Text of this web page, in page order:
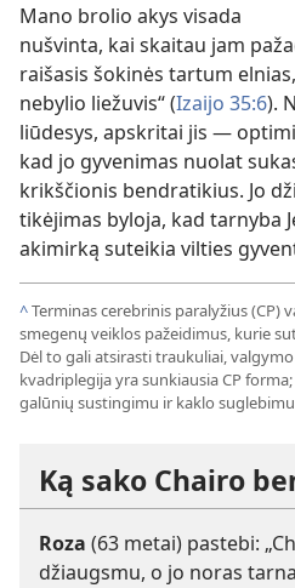
Mano brolio akys visada
nušvinta, kai skaitau jam
raišasis šokinės tartum
nebylio liežuvis“ (Izaijo 35:6).
liūdesys, apskritai jis —
kad jo gyvenimas nuolat
krikščionis bendratikius. Jo
tikėjimas byloja, kad tarnyba
akimirką suteikia vilties
^Terminas cerebrinis paralyžius (CP)
smegenų veiklos pažeidimus, kurie
Dėl to gali atsirasti traukuliai,
kvadriplegija yra sunkiausia CP
galūnių sustingimu ir kaklo
Ką sako Chairo
Roza (63 metai) pastebi:
džiaugsmu, o jo noras